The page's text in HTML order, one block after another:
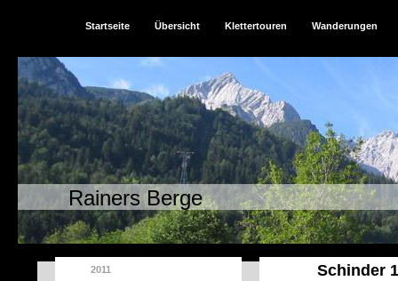
Startseite Übersicht Klettertouren Wanderungen
Rainers Berge
2011 Schinder